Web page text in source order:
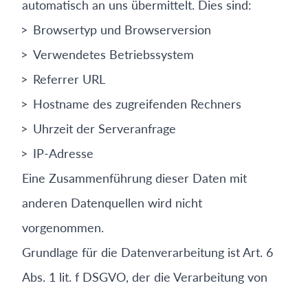
automatisch an uns übermittelt. Dies sind:
Browsertyp und Browserversion
Verwendetes Betriebssystem
Referrer URL
Hostname des zugreifenden Rechners
Uhrzeit der Serveranfrage
IP-Adresse
Eine Zusammenführung dieser Daten mit
anderen Datenquellen wird nicht
vorgenommen.
Grundlage für die Datenverarbeitung ist Art. 6
Abs. 1 lit. f DSGVO, der die Verarbeitung von